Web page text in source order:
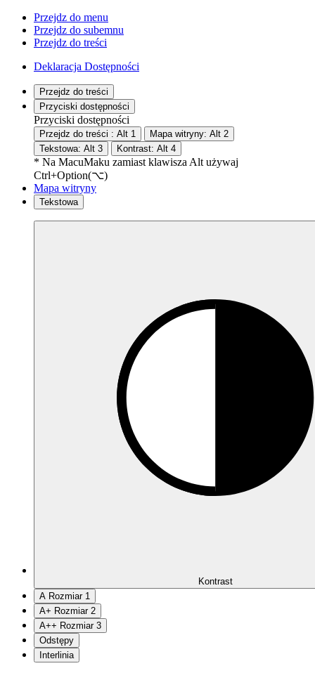
Przejdz do menu
Przejdz do subemnu
Przejdz do treści
Deklaracja Dostępności
Przejdz do treści
Przyciski dostępności
Przyciski dostępności
Przejdz do treści : Alt 1 Mapa witryny: Alt 2
Tekstowa: Alt 3 Kontrast: Alt 4
* Na MacuMaku zamiast klawisza Alt używaj
Ctrl+Option(⌥)
Mapa witryny
Tekstowa
Kontrast
A Rozmiar 1
A+ Rozmiar 2
A++ Rozmiar 3
Odstępy
Interlinia